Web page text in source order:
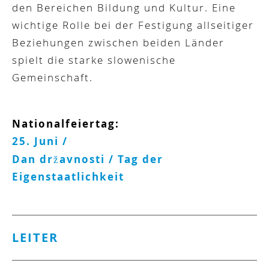
den Bereichen Bildung und Kultur. Eine
wichtige Rolle bei der Festigung allseitiger
Beziehungen zwischen beiden Länder
spielt die starke slowenische
Gemeinschaft.
Nationalfeiertag:
25. Juni /
Dan državnosti / Tag der
Eigenstaatlichkeit
LEITER